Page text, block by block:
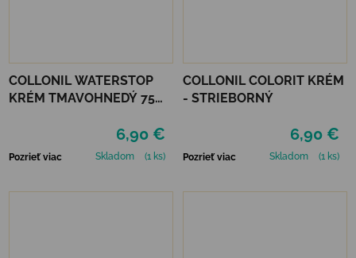
COLLONIL WATERSTOP
KRÉM TMAVOHNEDÝ 75
6,90 €
Pozrieť viac Skladom (1 ks)
COLLONIL COLORIT KRÉM
- STRIEBORNÝ
6,90 €
Pozrieť viac Skladom (1 ks)